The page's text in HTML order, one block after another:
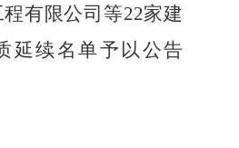
有限公司等22家建
延续名单予以公告